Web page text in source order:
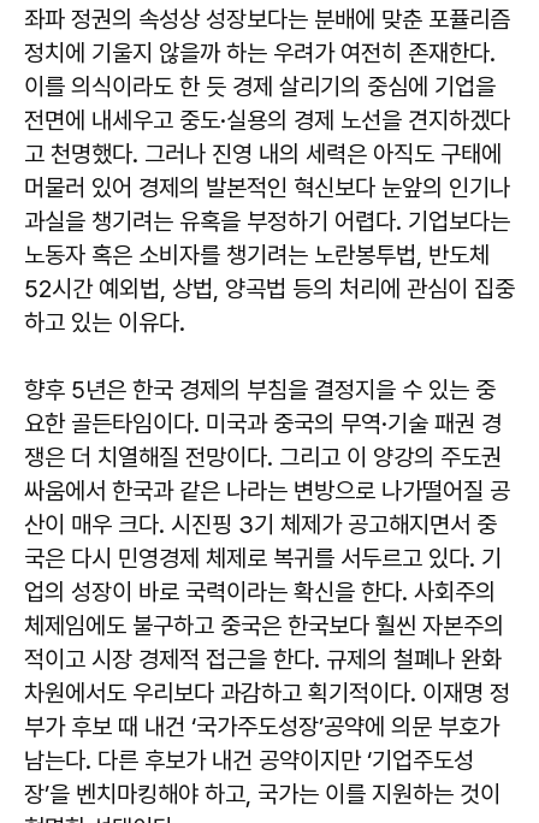
좌파 정권의 속성상 성장보다는 분배에 맞춘 포퓰리즘
정치에 기울지 않을까 하는 우려가 여전히 존재한다.
이를 의식이라도 한 듯 경제 살리기의 중심에 기업을
전면에 내세우고 중도·실용의 경제 노선을 견지하겠다
고 천명했다. 그러나 진영 내의 세력은 아직도 구태에
머물러 있어 경제의 발본적인 혁신보다 눈앞의 인기나
과실을 챙기려는 유혹을 부정하기 어렵다. 기업보다는
노동자 혹은 소비자를 챙기려는 노란봉투법, 반도체
52시간 예외법, 상법, 양곡법 등의 처리에 관심이 집중
하고 있는 이유다.
향후 5년은 한국 경제의 부침을 결정지을 수 있는 중
요한 골든타임이다. 미국과 중국의 무역·기술 패권 경
쟁은 더 치열해질 전망이다. 그리고 이 양강의 주도권
싸움에서 한국과 같은 나라는 변방으로 나가떨어질 공
산이 매우 크다. 시진핑 3기 체제가 공고해지면서 중
국은 다시 민영경제 체제로 복귀를 서두르고 있다. 기
업의 성장이 바로 국력이라는 확신을 한다. 사회주의
체제임에도 불구하고 중국은 한국보다 훨씬 자본주의
적이고 시장 경제적 접근을 한다. 규제의 철폐나 완화
차원에서도 우리보다 과감하고 획기적이다. 이재명 정
부가 후보 때 내건 ‘국가주도성장’공약에 의문 부호가
남는다. 다른 후보가 내건 공약이지만 ‘기업주도성
장’을 벤치마킹해야 하고, 국가는 이를 지원하는 것이